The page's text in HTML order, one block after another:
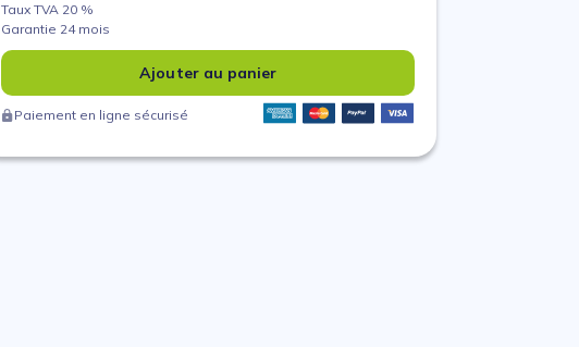
Taux TVA 20 %
Garantie 24 mois
Ajouter au panier
Paiement en ligne sécurisé